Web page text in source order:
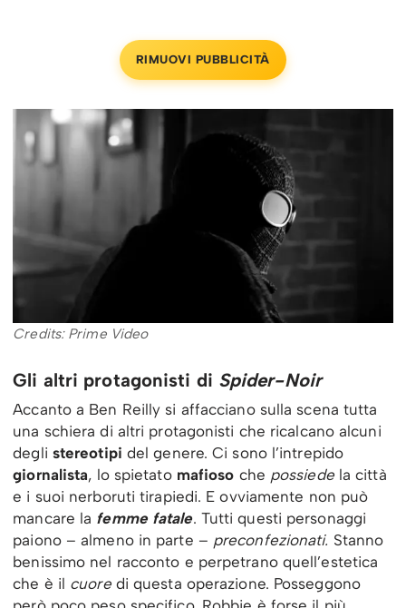
RIMUOVI PUBBLICITÀ
Credits: Prime Video
Gli altri protagonisti di Spider-Noir
Accanto a Ben Reilly si affacciano sulla scena tutta
una schiera di altri protagonisti che ricalcano alcuni
degli stereotipi del genere. Ci sono l’intrepido
giornalista, lo spietato mafioso che possiede la città
e i suoi nerboruti tirapiedi. E ovviamente non può
mancare la femme fatale. Tutti questi personaggi
paiono – almeno in parte – preconfezionati. Stanno
benissimo nel racconto e perpetrano quell’estetica
che è il cuore di questa operazione. Posseggono